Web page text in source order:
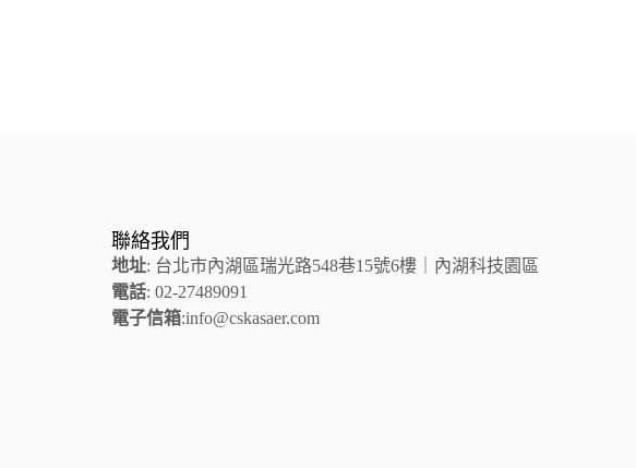
聯絡我們
地址: 台北市內湖區瑞光路548巷15號6樓｜內湖科技園區
電話: 02-27489091
電子信箱:info@cskasaer.com